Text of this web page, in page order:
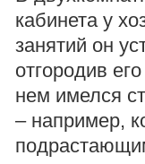
кабинета у
занятий он
отгородив
нем имелся
– например,